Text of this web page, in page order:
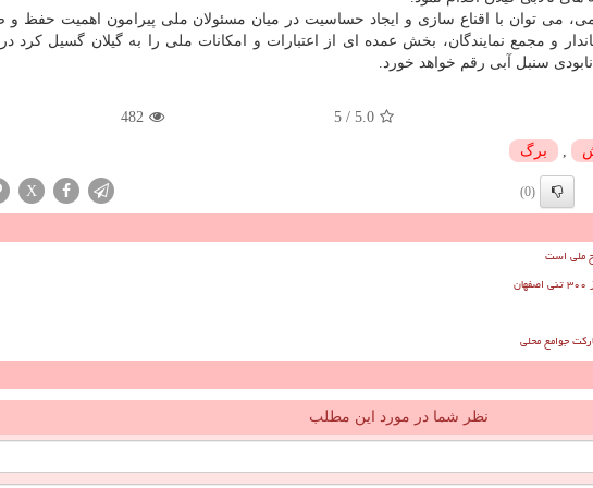
می توان با اقناع سازی و ایجاد حساسیت در میان مسئولان ملی پیرامون اهمیت حفظ و
و مجمع نمایندگان، بخش عمده ای از اعتبارات و امکانات ملی را به گیلان گسیل کرد
سنبل آبی رقم خواهد خورد.
5.0
/
5
482
برگ
(0)
X
ملی است
جوامع محلی
نظر شما در مورد این مطلب